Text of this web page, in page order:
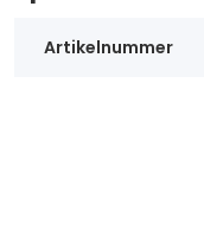
Artikelnummer